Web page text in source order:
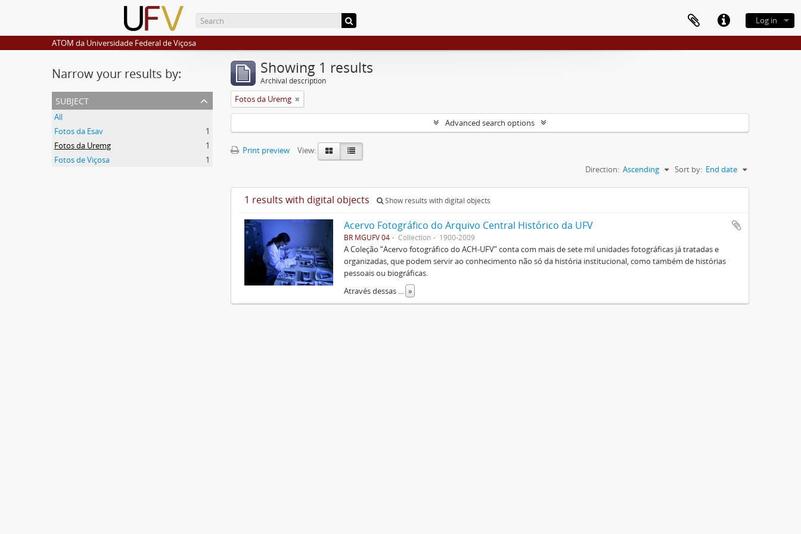
Log in
ATOM da Universidade Federal de Viçosa
Narrow your results by:
subject
All
Fotos da Esav
1
Fotos da Uremg
1
Fotos de Viçosa
1
Showing 1 results
Archival description
Fotos da Uremg
Advanced search options
Print preview
View:
Sort by: End date
Direction: Ascending
1 results with digital objects Show results with digital objects
Acervo Fotográfico do Arquivo Central Histórico da UFV
BR MGUFV 04 Collection 1900-2009
A Coleção “Acervo fotográfico do ACH-UFV” conta com mais de sete mil unidades fotográficas já tratadas e
organizadas, que podem servir ao conhecimento não só da história institucional, como também de histórias
pessoais ou biográficas.
Através dessas
»